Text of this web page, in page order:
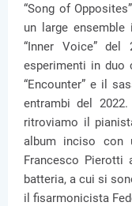
“Song of
un large
“Inner Voice”
esperimenti in duo
“Encounter” e il
entrambi del
ritroviamo il
album inciso con
Francesco Pierotti
batteria, a cui si
il fisarmonicista